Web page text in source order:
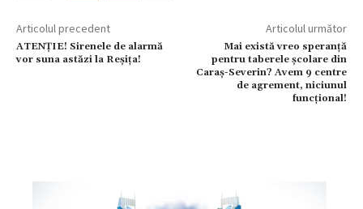
Articolul precedent
ATENȚIE! Sirenele de alarmă
vor suna astăzi la Reșița!
Articolul următor
Mai există vreo speranță
pentru taberele școlare din
Caraș-Severin? Avem 9 centre
de agrement, niciunul
funcțional!